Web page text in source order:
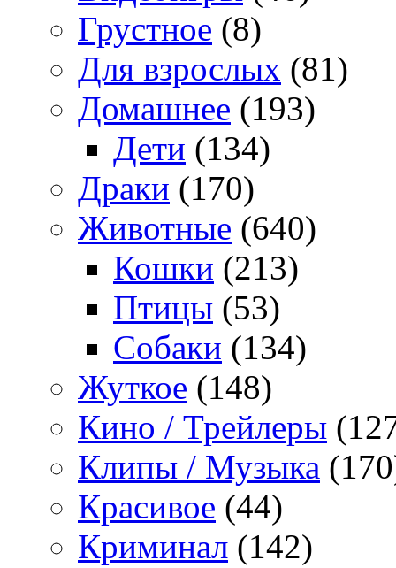
Грустное (8)
Для взрослых (81)
Домашнее (193)
Дети (134)
Драки (170)
Животные (640)
Кошки (213)
Птицы (53)
Собаки (134)
Жуткое (148)
Кино / Трейлеры
Клипы / Музыка
Красивое (44)
Криминал (142)